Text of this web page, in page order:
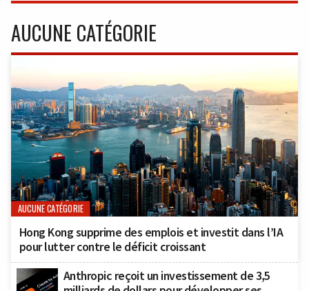
AUCUNE CATÉGORIE
AUCUNE CATÉGORIE
Hong Kong supprime des emplois et investit dans l’IA
pour lutter contre le déficit croissant
Anthropic reçoit un investissement de 3,5